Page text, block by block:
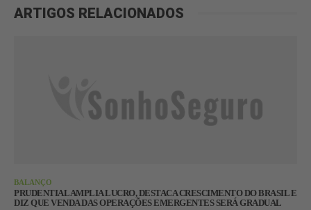
ARTIGOS RELACIONADOS
BALANÇO
PRUDENTIAL AMPLIA LUCRO, DESTACA CRESCIMENTO DO BRASIL E
DIZ QUE VENDA DAS OPERAÇÕES EMERGENTES SERÁ GRADUAL